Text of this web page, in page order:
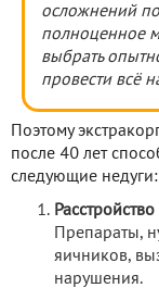
осложнений
полноценное
выбрать
провести всё
Поэтому
после 40 лет
следующие недуги:
Препараты,
яичников,
нарушения.